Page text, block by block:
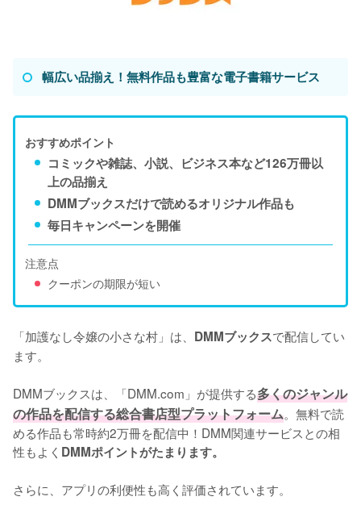
幅広い品揃え！無料作品も豊富な電子書籍サービス
おすすめポイント
コミックや雑誌、小説、ビジネス本など126万冊以
上の品揃え
DMMブックスだけで読めるオリジナル作品も
毎日キャンペーンを開催
注意点
クーポンの期限が短い
「加護なし令嬢の小さな村」は、 DMMブックスで配信してい
ます。
DMMブックスは、「DMM.com」が提供する多くのジャンル
の作品を配信する総合書店型プラットフォーム。無料で読
める作品も常時約2万冊を配信中！DMM関連サービスとの相
性もよく DMMポイントがたまります。
さらに、アプリの利便性も高く評価されています。